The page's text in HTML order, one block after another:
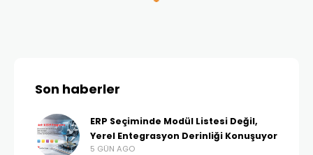
Son haberler
ERP Seçiminde Modül Listesi Değil,
Yerel Entegrasyon Derinliği Konuşuyor
5 GÜN AGO